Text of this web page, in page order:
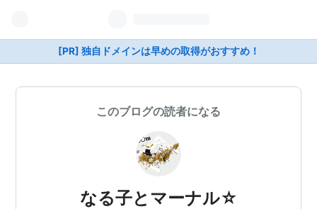
[PR] 独自ドメインは早めの取得がおすすめ！
このブログの読者になる
なる子とマーナル☆